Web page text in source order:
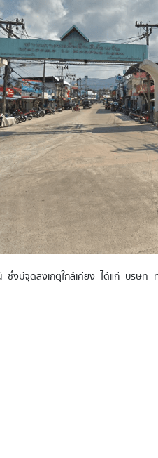
ซึ่งมีจุดสังเกตุใกล้เคียง ได้แก่ บริษั